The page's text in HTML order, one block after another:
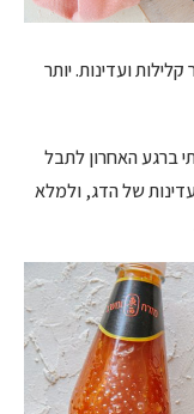
ועדינות. יותר
ברגע האחרון לתבל
של הדג, ולמלא